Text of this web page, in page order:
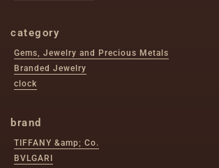
category
Gems, Jewelry and Precious Metals
Branded Jewelry
clock
brand
TIFFANY &amp; Co.
BVLGARI